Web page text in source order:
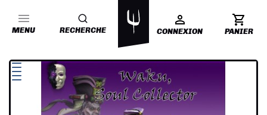
MENU RECHERCHE CONNEXION PANIER